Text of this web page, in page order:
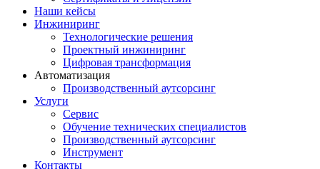
Наши кейсы
Инжиниринг
Технологические решения
Проектный инжиниринг
Цифровая трансформация
Автоматизация
Производственный аутсорсинг
Услуги
Сервис
Обучение технических специалистов
Производственный аутсорсинг
Инструмент
Контакты